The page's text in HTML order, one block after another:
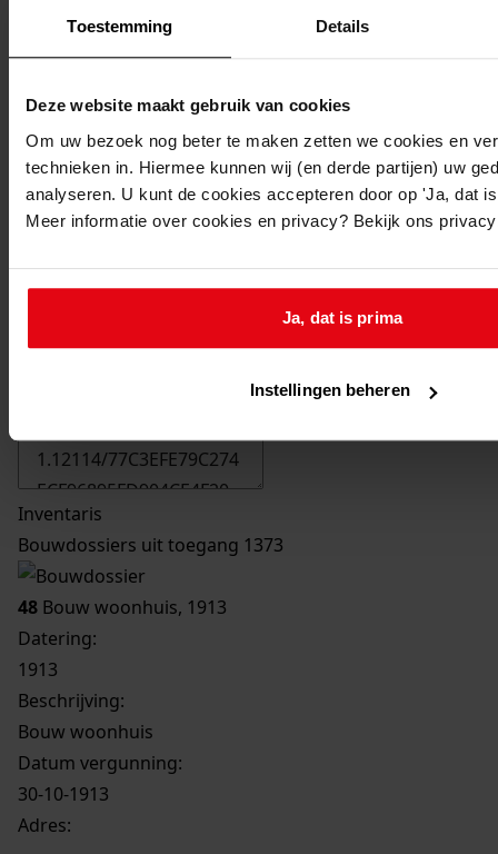
Toestemming Details
Deze website maakt gebruik van cookies
Om uw bezoek nog beter te maken zetten we cookies en
technieken in. Hiermee kunnen wij (en derde partijen) uw
analyseren. U kunt de cookies accepteren door op 'Ja, dat
Meer informatie over cookies en privacy? Bekijk ons
Ja, dat is prima
Instellingen beheren
Printen
Inventaris
Bouwdossiers uit toegang 1373
48 Bouw woonhuis, 1913
Datering:
1913
Beschrijving:
Bouw woonhuis
Datum vergunning:
30-10-1913
Adres: